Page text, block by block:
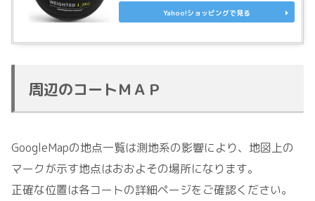
Yahoo!ショッピングで見る
周辺のコートＭＡＰ
GoogleMapの地点一覧は測地系の影響により、地図上の
マークが示す地点はおおよその場所になります。
正確な位置は各コートの詳細ページをご確認ください。